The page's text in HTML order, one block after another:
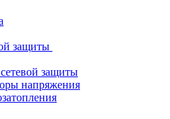
защиты
защиты
напряжения